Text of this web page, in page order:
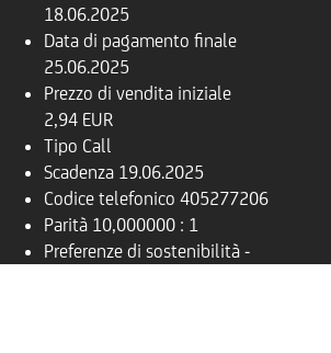
18.06.2025
Data di pagamento finale
25.06.2025
Prezzo di vendita iniziale
2,94 EUR
Tipo Call
Scadenza 19.06.2025
Codice telefonico 405277206
Parità 10,000000 : 1
Preferenze di sostenibilità -